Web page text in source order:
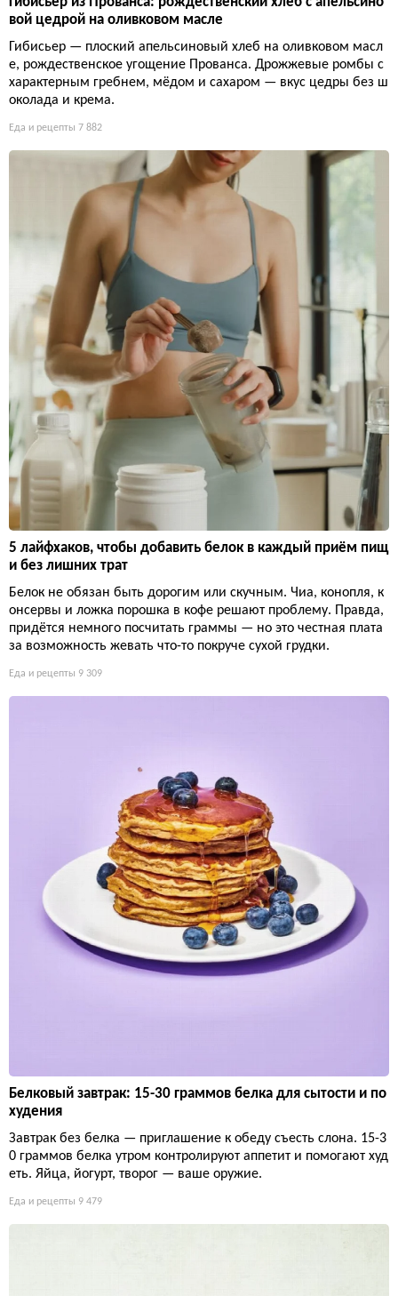
вой цедрой на оливковом масле
Гибисьер — плоский апельсиновый хлеб на оливковом масл
е, рождественское угощение Прованса. Дрожжевые ромбы с
характерным гребнем, мёдом и сахаром — вкус цедры без ш
околада и крема.
Еда и рецепты 7 882
5 лайфхаков, чтобы добавить белок в каждый приём пищ
и без лишних трат
Белок не обязан быть дорогим или скучным. Чиа, конопля, к
онсервы и ложка порошка в кофе решают проблему. Правда,
придётся немного посчитать граммы — но это честная плата
за возможность жевать что-то покруче сухой грудки.
Еда и рецепты 9 309
Белковый завтрак: 15-30 граммов белка для сытости и по
худения
Завтрак без белка — приглашение к обеду съесть слона. 15-3
0 граммов белка утром контролируют аппетит и помогают худ
еть. Яйца, йогурт, творог — ваше оружие.
Еда и рецепты 9 479